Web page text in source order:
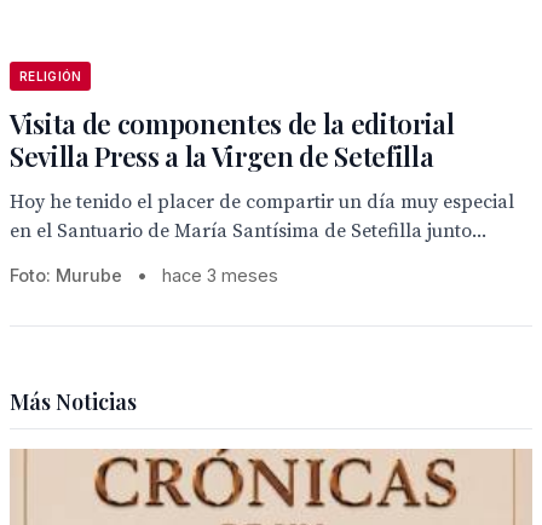
RELIGIÓN
Visita de componentes de la editorial
Sevilla Press a la Virgen de Setefilla
Hoy he tenido el placer de compartir un día muy especial
en el Santuario de María Santísima de Setefilla junto...
Foto: Murube • hace 3 meses
Más Noticias